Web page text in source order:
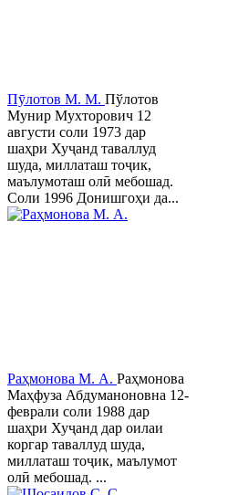
Пӯлотов М. М. Пўлотов
Мунир Мухторович 12
августи соли 1973 дар
шаҳри Хуҷанд таваллуд
шуда, миллаташ тоҷик,
маълумоташ олӣ мебошад.
Соли 1996 Донишгоҳи да...
Раҳмонова М. А. Раҳмонова
Маҳфуза Абдуманоновна 12-
феврали соли 1988 дар
шаҳри Хуҷанд дар оилаи
коргар таваллуд шуда,
миллаташ тоҷик, маълумот
олӣ мебошад. ...